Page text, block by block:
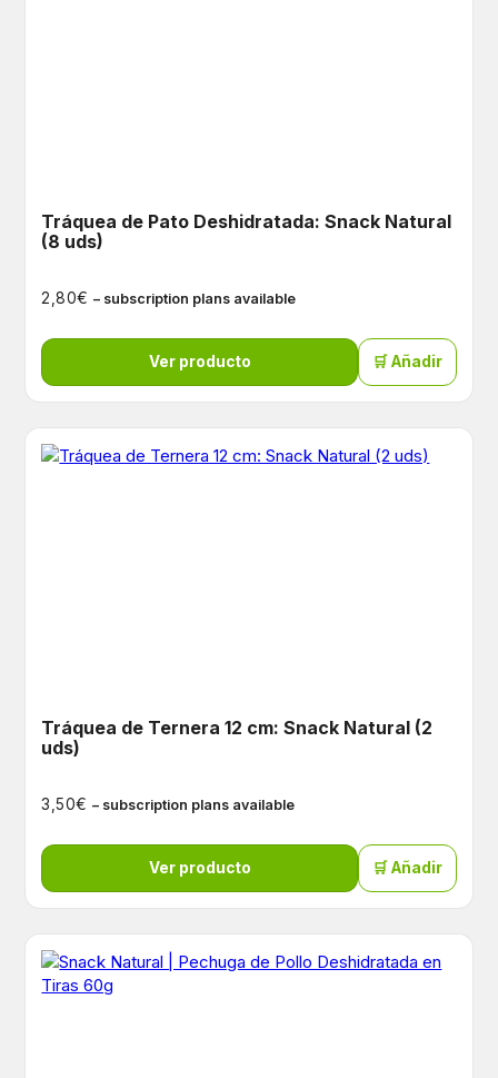
Tráquea de Pato Deshidratada: Snack Natural
(8 uds)
2,80€ – subscription plans available
Ver producto 🛒 Añadir
Tráquea de Ternera 12 cm: Snack Natural (2
uds)
3,50€ – subscription plans available
Ver producto 🛒 Añadir